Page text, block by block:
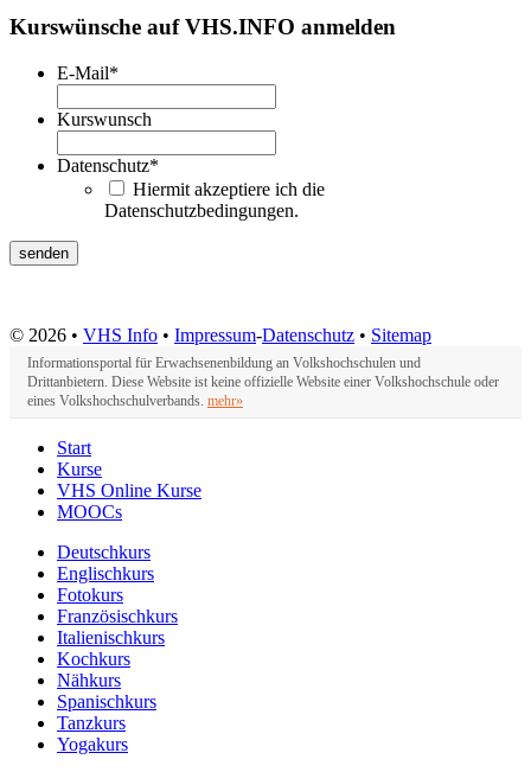
Kurswünsche auf VHS.INFO anmelden
E-Mail*
Kurswunsch
Datenschutz*
Hiermit akzeptiere ich die
Datenschutzbedingungen.
© 2026 • VHS Info • Impressum-Datenschutz • Sitemap
Informationsportal für Erwachsenenbildung an Volkshochschulen und
Drittanbietern. Diese Website ist keine offizielle Website einer Volkshochschule oder
eines Volkshochschulverbands. mehr»
Start
Kurse
VHS Online Kurse
MOOCs
Deutschkurs
Englischkurs
Fotokurs
Französischkurs
Italienischkurs
Kochkurs
Nähkurs
Spanischkurs
Tanzkurs
Yogakurs